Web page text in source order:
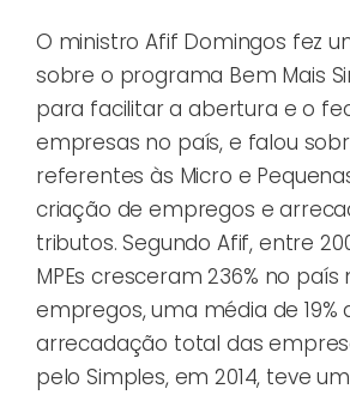
O ministro Afif Domingos fez
sobre o programa Bem Mais
para facilitar a abertura e o
empresas no país, e falou
referentes às Micro e
criação de empregos e
tributos. Segundo Afif, entre
MPEs cresceram 236% no
empregos, uma média de 19%
arrecadação total das
pelo Simples, em 2014, teve